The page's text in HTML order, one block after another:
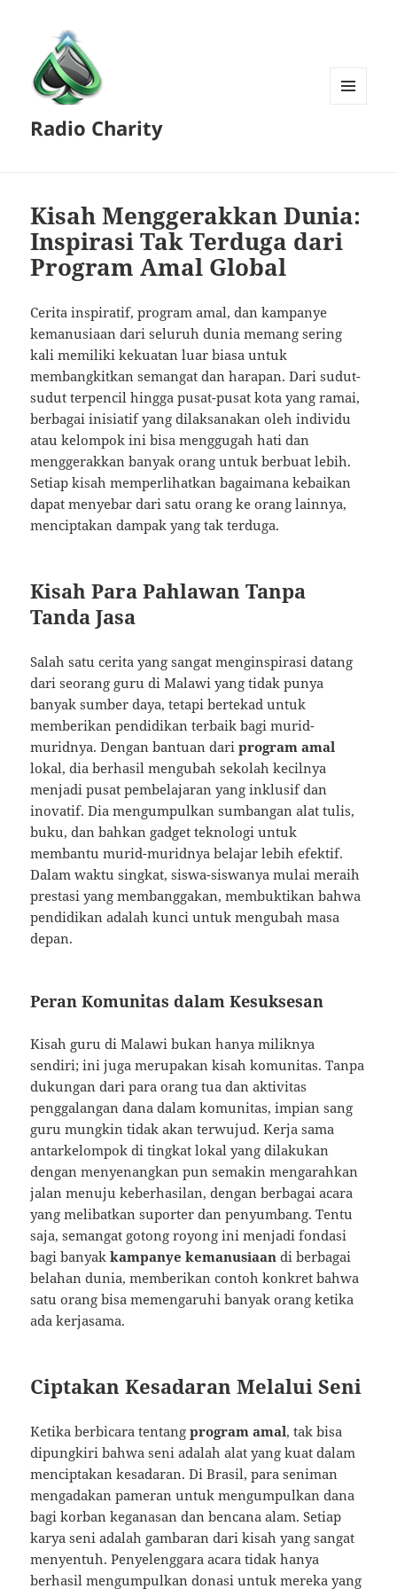
Radio Charity
Kisah Menggerakkan Dunia:
Inspirasi Tak Terduga dari
Program Amal Global
Cerita inspiratif, program amal, dan kampanye
kemanusiaan dari seluruh dunia memang sering
kali memiliki kekuatan luar biasa untuk
membangkitkan semangat dan harapan. Dari sudut-
sudut terpencil hingga pusat-pusat kota yang ramai,
berbagai inisiatif yang dilaksanakan oleh individu
atau kelompok ini bisa menggugah hati dan
menggerakkan banyak orang untuk berbuat lebih.
Setiap kisah memperlihatkan bagaimana kebaikan
dapat menyebar dari satu orang ke orang lainnya,
menciptakan dampak yang tak terduga.
Kisah Para Pahlawan Tanpa
Tanda Jasa
Salah satu cerita yang sangat menginspirasi datang
dari seorang guru di Malawi yang tidak punya
banyak sumber daya, tetapi bertekad untuk
memberikan pendidikan terbaik bagi murid-
muridnya. Dengan bantuan dariprogram amal
lokal, dia berhasil mengubah sekolah kecilnya
menjadi pusat pembelajaran yang inklusif dan
inovatif. Dia mengumpulkan sumbangan alat tulis,
buku, dan bahkan gadget teknologi untuk
membantu murid-muridnya belajar lebih efektif.
Dalam waktu singkat, siswa-siswanya mulai meraih
prestasi yang membanggakan, membuktikan bahwa
pendidikan adalah kunci untuk mengubah masa
depan.
Peran Komunitas dalam Kesuksesan
Kisah guru di Malawi bukan hanya miliknya
sendiri; ini juga merupakan kisah komunitas. Tanpa
dukungan dari para orang tua dan aktivitas
penggalangan dana dalam komunitas, impian sang
guru mungkin tidak akan terwujud. Kerja sama
antarkelompok di tingkat lokal yang dilakukan
dengan menyenangkan pun semakin mengarahkan
jalan menuju keberhasilan, dengan berbagai acara
yang melibatkan suporter dan penyumbang. Tentu
saja, semangat gotong royong ini menjadi fondasi
bagi banyakkampanye kemanusiaan di berbagai
belahan dunia, memberikan contoh konkret bahwa
satu orang bisa memengaruhi banyak orang ketika
ada kerjasama.
Ciptakan Kesadaran Melalui Seni
Ketika berbicara tentangprogram amal, tak bisa
dipungkiri bahwa seni adalah alat yang kuat dalam
menciptakan kesadaran. Di Brasil, para seniman
mengadakan pameran untuk mengumpulkan dana
bagi korban keganasan dan bencana alam. Setiap
karya seni adalah gambaran dari kisah yang sangat
menyentuh. Penyelenggara acara tidak hanya
berhasil mengumpulkan donasi untuk mereka yang